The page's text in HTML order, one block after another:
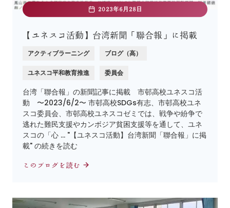
2023年6月28日
【ユネスコ活動】台湾新聞「聯合報」に掲載
アクティブラーニング ブログ（高）
ユネスコ平和教育推進 委員会
台湾「聯合報」の新聞記事に掲載 市邨高校ユネスコ活
動 〜2023/6/2〜 市邨高校SDGs有志、市邨高校ユネ
スコ委員会、市邨高校ユネスコゼミでは、戦争や紛争で
逃れた難民支援やカンボジア貧困支援等を通して、ユネ
スコの「心 … "【ユネスコ活動】台湾新聞「聯合報」に掲
載" の続きを読む
このブログを読む